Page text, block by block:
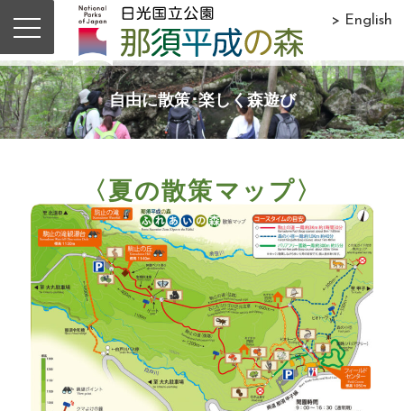
> English
自由に散策･楽しく森遊び
〈夏の散策マップ〉